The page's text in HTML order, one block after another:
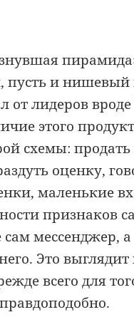
пусть и нишевый
от лидеров вроде
этого
схемы:
оценку,
маленькие
признаков
сам мессенджер, а
Это выглядит
всего для